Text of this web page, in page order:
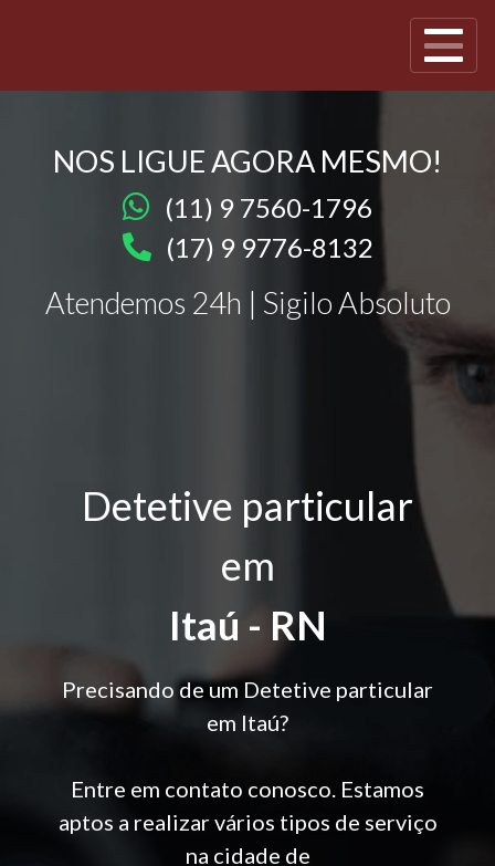
NOS LIGUE AGORA MESMO!
(11) 9 7560-1796
(17) 9 9776-8132
Atendemos 24h | Sigilo Absoluto
Detetive particular
em
Itaú - RN
Precisando de um Detetive particular
em Itaú?
Entre em contato conosco. Estamos
aptos a realizar vários tipos de serviço
na cidade de